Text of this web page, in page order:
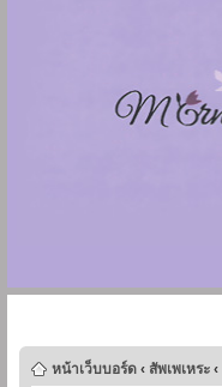
หน้าเว็บบอร์ด ‹ สัพเพเหระ ‹